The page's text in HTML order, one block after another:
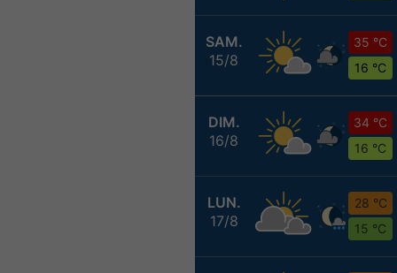
SAM.
15/8
35 °C
16 °C
DIM.
16/8
34 °C
16 °C
LUN.
17/8
28 °C
15 °C